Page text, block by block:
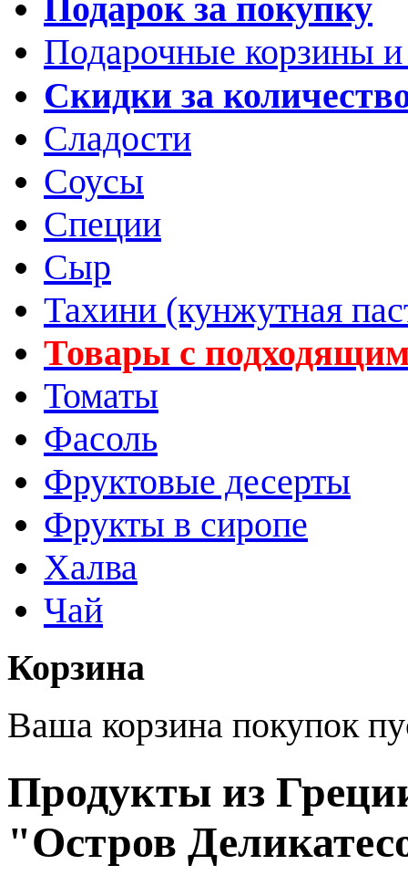
Подарок за покупку
Подарочные корзины
Скидки за
Сладости
Соусы
Специи
Сыр
Тахини (кунжутная
Товары с
Томаты
Фасоль
Фруктовые десерты
Фрукты в сиропе
Халва
Чай
Корзина
Ваша корзина покупок
Продукты из
"Остров